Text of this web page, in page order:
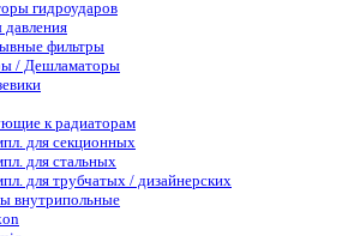
гидроударов
фильтры
/ Дешламаторы
к радиаторам
для секционных
для стальных
для трубчатых / дизайнерских
внутрипольные